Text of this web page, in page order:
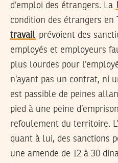
d’emploi des étrangers. La
condition des étrangers en
travail prévoient des
employés et employeurs
plus lourdes pour
n’ayant pas un contrat, ni
est passible de peines
pied à une peine
refoulement du territoire.
quant à lui, des sanctions
une amende de 12 à 30